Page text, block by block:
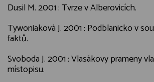
Dusil M. 2001 : Tvrze v Alberovicích.
Tywoniaková J. 2001 : Podblanicko v
faktů.
Svoboda J. 2001 : Vlasákovy prameny
místopisu.